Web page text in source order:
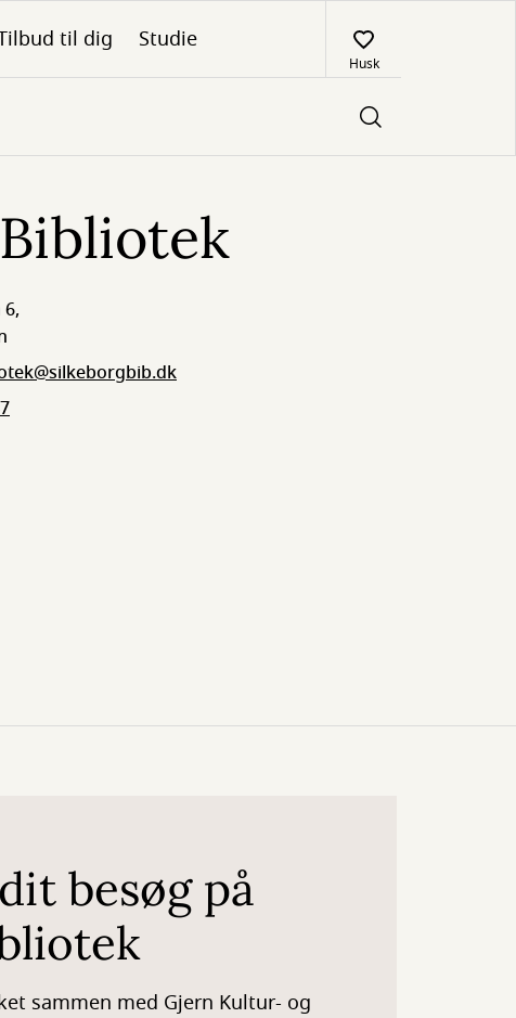
til dig Studie
Husk
6,
besøg på
sammen med Gjern Kultur- og